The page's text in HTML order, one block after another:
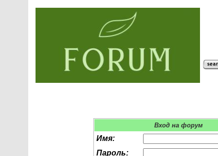
Вход на форум
Имя:
Пароль: